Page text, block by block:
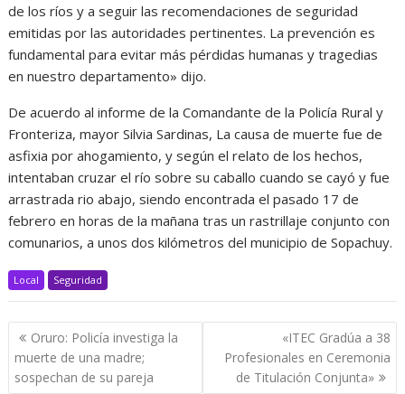
de los ríos y a seguir las recomendaciones de seguridad
emitidas por las autoridades pertinentes. La prevención es
fundamental para evitar más pérdidas humanas y tragedias
en nuestro departamento» dijo.
De acuerdo al informe de la Comandante de la Policía Rural y
Fronteriza, mayor Silvia Sardinas, La causa de muerte fue de
asfixia por ahogamiento, y según el relato de los hechos,
intentaban cruzar el río sobre su caballo cuando se cayó y fue
arrastrada rio abajo, siendo encontrada el pasado 17 de
febrero en horas de la mañana tras un rastrillaje conjunto con
comunarios, a unos dos kilómetros del municipio de Sopachuy.
Local Seguridad
Navegación
de
entradas
Oruro: Policía investiga la
muerte de una madre;
sospechan de su pareja
«ITEC Gradúa a 38
Profesionales en Ceremonia
de Titulación Conjunta»